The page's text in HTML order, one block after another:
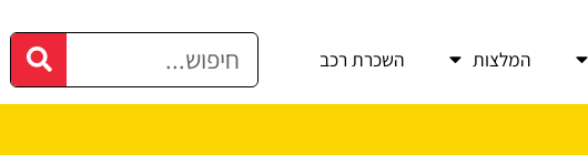
המלצות השכרת רכב